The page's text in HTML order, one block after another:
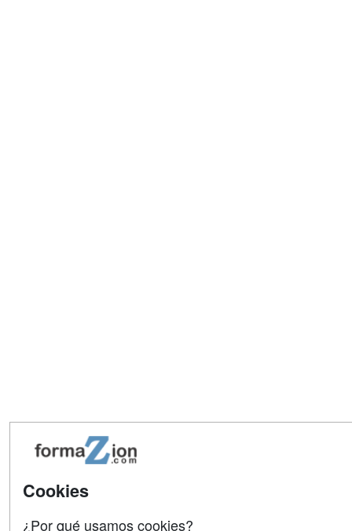
Cookies
¿Por qué usamos cookies?